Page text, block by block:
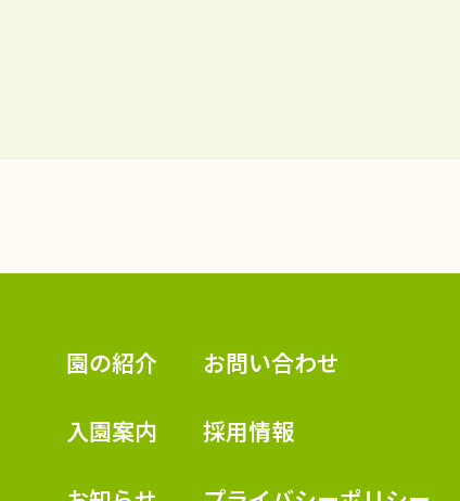
認定こども園 学校法人久米幼稚園
園の紹介
入園案内
お問い合わせ
採用情報